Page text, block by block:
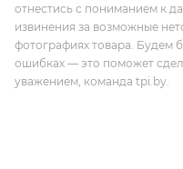
отнестись с пониманием к
извинения за возможные
фотографиях товара. Будем
ошибках — это поможет
уважением, команда tpi.by.